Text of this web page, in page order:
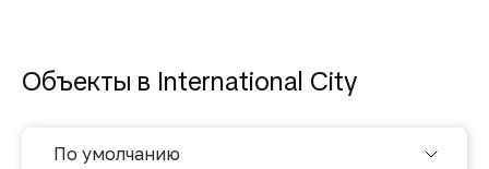
Объекты в International City
По умолчанию